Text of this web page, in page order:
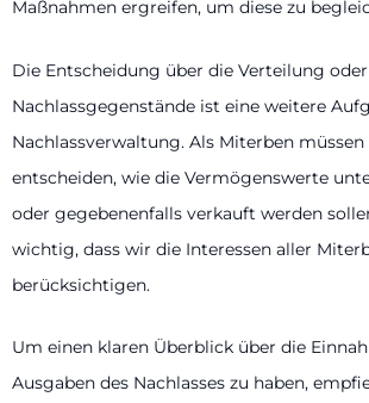
Maßnahmen ergreifen, um diese zu
Die Entscheidung über die Verteilung
Nachlassgegenstände ist eine weitere
Nachlassverwaltung. Als Miterben
entscheiden, wie die Vermögenswerte
oder gegebenenfalls verkauft werden
wichtig, dass wir die Interessen aller
berücksichtigen.
Um einen klaren Überblick über die
Ausgaben des Nachlasses zu haben,